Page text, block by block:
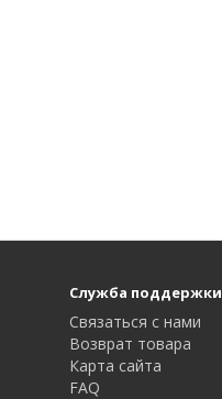
Служба поддержки
Связаться с нами
Возврат товара
Карта сайта
FAQ